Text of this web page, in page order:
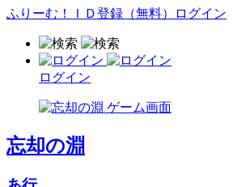
ふりーむ！ＩＤ登録（無料） ログイン
ログイン
忘却の淵